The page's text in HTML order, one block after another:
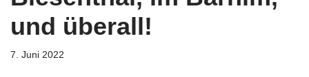
und überall!
7. Juni 2022